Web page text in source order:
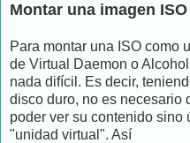
Montar una imagen
Para montar una ISO como
de Virtual Daemon o
nada difícil. Es decir,
disco duro, no es necesario
poder ver su contenido sino
"unidad virtual". Así